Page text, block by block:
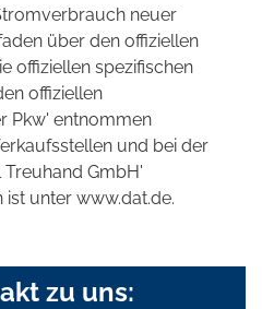
neuer
über den offiziellen
offiziellen spezifischen
offiziellen
Pkw' entnommen
und bei der
GmbH'
unter www.dat.de.
zu uns: